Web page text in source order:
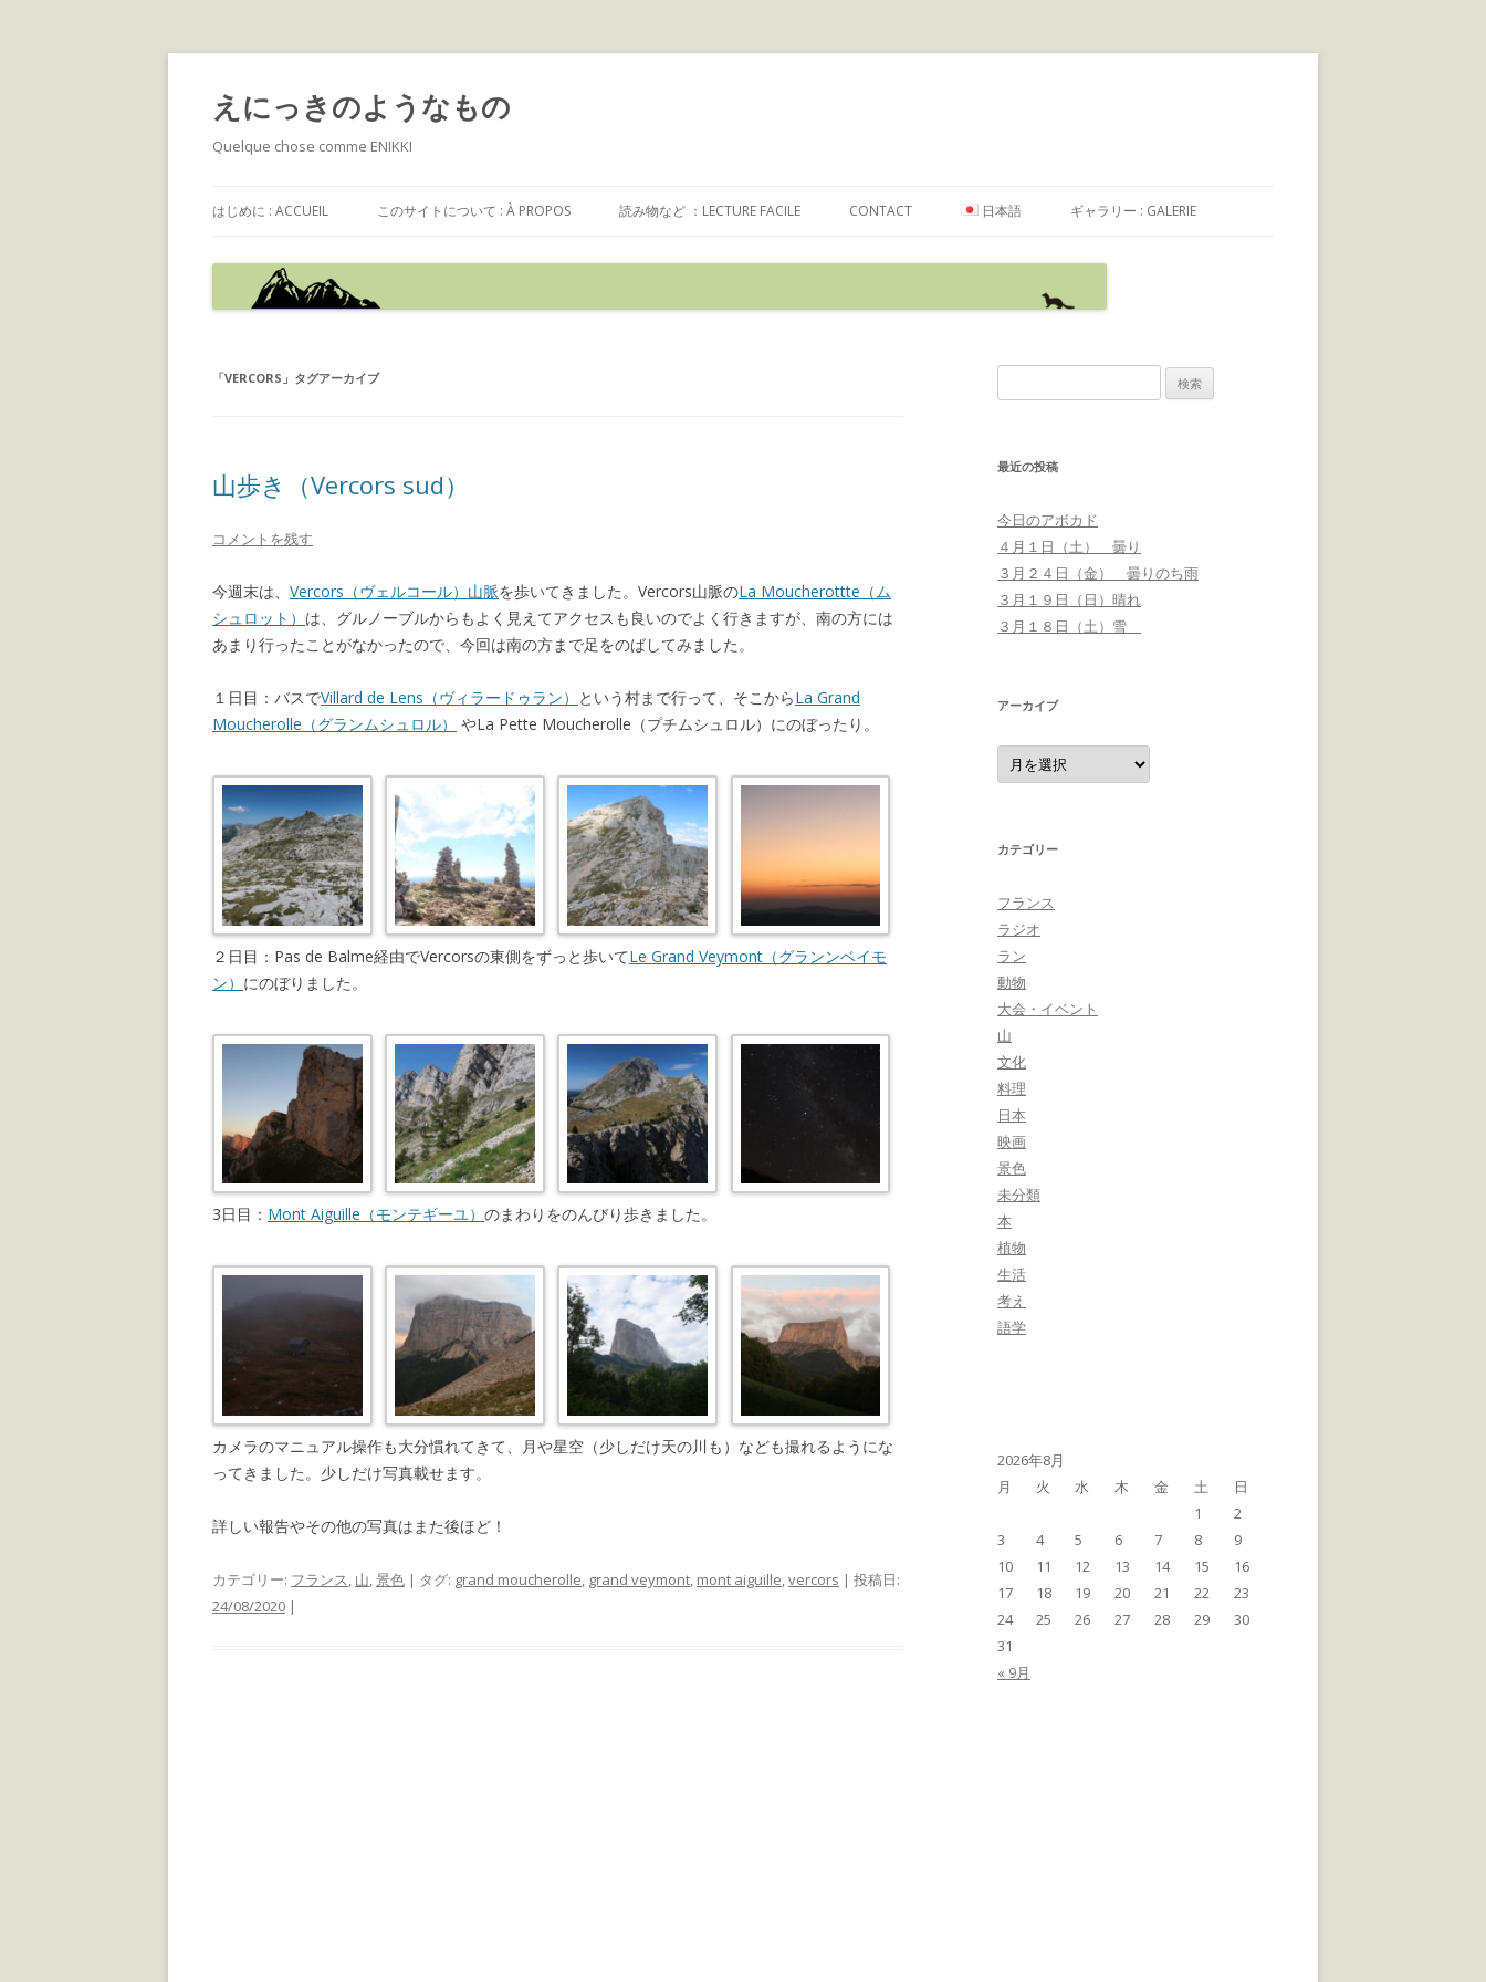
えにっきのようなもの
Quelque chose comme ENIKKI
ン
へ
ッ
はじめに : ACCUEIL このサイトについて : À PROPOS 読み物など ：LECTURE FACILE CONTACT 日本語
FRANÇAIS
ギャラリー : GALERIE
「VERCORS 」タグアーカイブ
山歩き（Vercors sud）
コメントを残す
今週末は、 Vercors（ヴェルコール）山脈を歩いてきました。Vercors山脈のLa Moucherottte（ム
シュロット） は、グルノーブルからもよく見えてアクセスも良いのでよく行きますが、南の方には
あまり行ったことがなかったので、今回は南の方まで足をのばしてみました。
１日目：バスでVillard de Lens（ヴィラードゥラン） という村まで行って、そこからLa Grand
Moucherolle（グランムシュロル）
やLa Pette Moucherolle（プチムシュロル）にのぼったり。
２日目：Pas de Balme経由でVercorsの東側をずっと歩いてLe Grand Veymont（グランンベイモ
ン） にのぼりました。
3日目： Mont Aiguille（モンテギーユ） のまわりをのんびり歩きました。
カメラのマニュアル操作も大分慣れてきて、月や星空（少しだけ天の川も）なども撮れるようにな
ってきました。少しだけ写真載せます。
詳しい報告やその他の写真はまた後ほど！
カテゴリー: フランス, 山,景色 | タグ: grand moucherolle, grand veymont, mont aiguille,vercors | 投稿日:
24/08/2020 |
索
最近の投稿
今日のアボカド
４月１日（土） 曇り
３月２４日（金） 曇りのち雨
３月１９日（日）晴れ
３月１８日（土）雪
アーカイブ
ア
ー
カ
カテゴリー
フランス
ラジオ
ラン
動物
大会・イベント
山
文化
料理
日本
映画
景色
未分類
本
植物
生活
考え
語学
2026年8月
月
火 水 木 金 土 日
« 9月
1
2
3
4 5 6 7 8
9
10
11 12 13 14 15
16
17
18 19 20 21 22
23
24
25 26 27 28 29
30
31